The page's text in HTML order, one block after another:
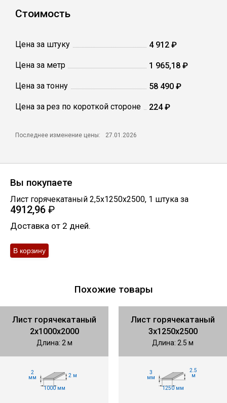
Стоимость
Цена за штуку 4 912 ₽
Цена за метр 1 965,18 ₽
Цена за тонну 58 490 ₽
Цена за рез по короткой стороне 224 ₽
Последнее изменение цены: 27.01.2026
Вы покупаете
Лист горячекатаный 2,5х1250х2500, 1 штука за
4912,96 ₽
Доставка от 2 дней.
Похожие товары
Лист горячекатаный
2х1000х2000
Длина: 2 м
2
мм
2 м
1000 мм
Лист горячекатаный
3х1250х2500
Длина: 2.5 м
3
мм
2.5
м
1250 мм